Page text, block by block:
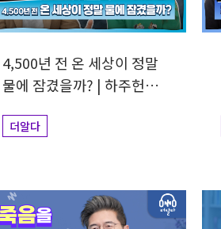
4,500년 전 온 세상이 정말
물에 잠겼을까? | 하주헌
더알다